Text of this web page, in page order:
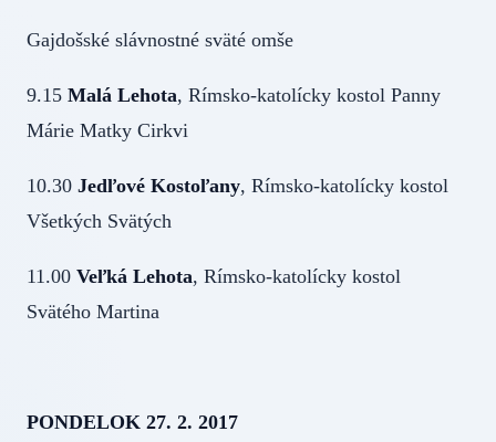
Gajdošské slávnostné sväté omše
9.15 Malá Lehota, Rímsko-katolícky kostol Panny
Márie Matky Cirkvi
10.30 Jedľové Kostoľany, Rímsko-katolícky kostol
Všetkých Svätých
11.00 Veľká Lehota, Rímsko-katolícky kostol
Svätého Martina
PONDELOK 27. 2. 2017